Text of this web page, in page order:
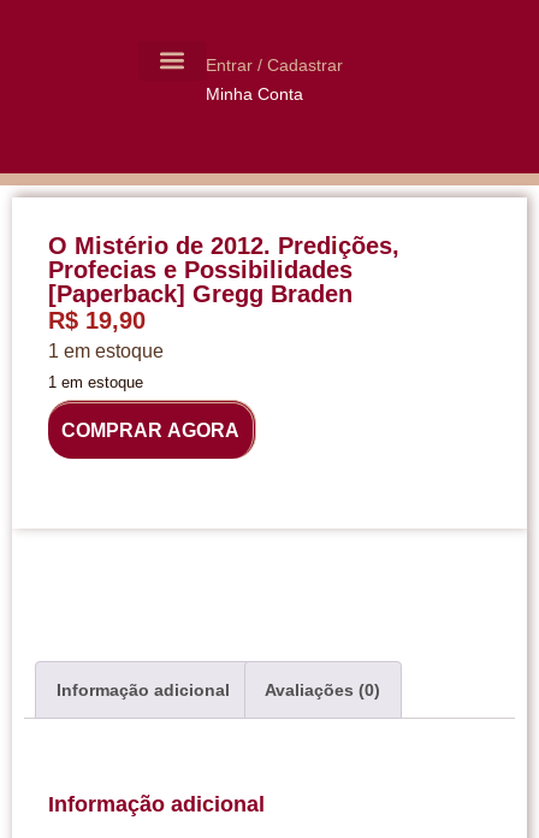
Entrar / Cadastrar
Minha Conta
Informação adicional Avaliações (0)
Informação adicional
O Mistério de 2012. Predições,
Profecias e Possibilidades
[Paperback] Gregg Braden
R$ 19,90
1 em estoque
1 em estoque
COMPRAR AGORA